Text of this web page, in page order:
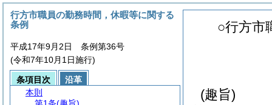
○行方市
(趣旨)
行方市職員の勤務時間，休暇等に関する
条例
平成17年9月2日 条例第36号
(令和7年10月1日施行)
条項目次
沿革
本則